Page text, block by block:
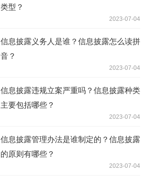
类型？
2023-07-04
信息披露义务人是谁？信息披露怎么读拼
音？
2023-07-04
信息披露违规立案严重吗？信息披露种类
主要包括哪些？
2023-07-04
信息披露管理办法是谁制定的？信息披露
的原则有哪些？
2023-07-04